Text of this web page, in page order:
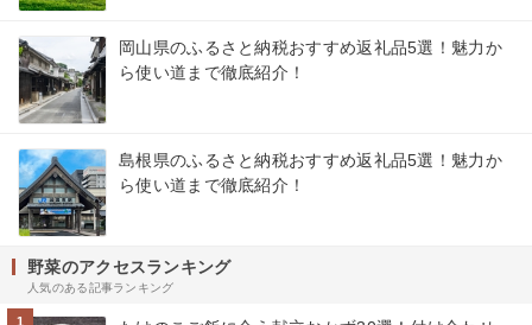
岡山県のふるさと納税おすすめ返礼品5選！魅力か
ら使い道まで徹底紹介！
島根県のふるさと納税おすすめ返礼品5選！魅力か
ら使い道まで徹底紹介！
野菜のアクセスランキング
人気のある記事ランキング
1